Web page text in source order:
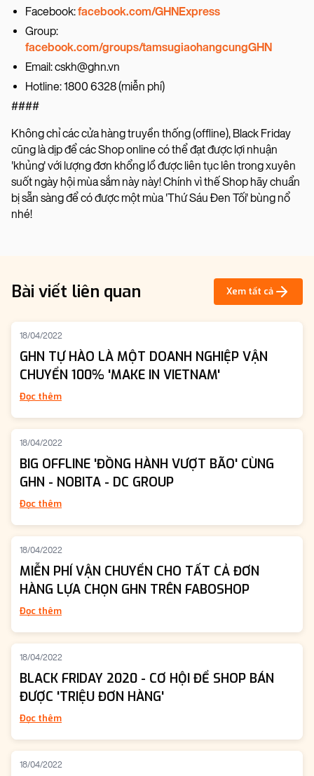
Facebook:facebook.com/GHNExpress
Group:
facebook.com/groups/tamsugiaohangcungGHN
Email: cskh@ghn.vn
Hotline: 1800 6328 (miễn phí)
####
Không chỉ các cửa hàng truyền thống (offline), Black Friday
cũng là dịp để các Shop online có thể đạt được lợi nhuận
'khủng' với lượng đơn khổng lồ được liên tục lên trong xuyên
suốt ngày hội mùa sắm này này! Chính vì thế Shop hãy chuẩn
bị sẵn sàng để có được một mùa 'Thứ Sáu Đen Tối' bùng nổ
nhé!
Bài viết liên quan Xem tất cả
18/04/2022
GHN TỰ HÀO LÀ MỘT DOANH NGHIỆP VẬN
CHUYỂN 100% 'MAKE IN VIETNAM'
Đọc thêm
18/04/2022
BIG OFFLINE 'ĐỒNG HÀNH VƯỢT BÃO' CÙNG
GHN - NOBITA - DC GROUP
Đọc thêm
18/04/2022
MIỄN PHÍ VẬN CHUYỂN CHO TẤT CẢ ĐƠN
HÀNG LỰA CHỌN GHN TRÊN FABOSHOP
Đọc thêm
18/04/2022
BLACK FRIDAY 2020 - CƠ HỘI ĐỂ SHOP BÁN
ĐƯỢC 'TRIỆU ĐƠN HÀNG'
Đọc thêm
18/04/2022